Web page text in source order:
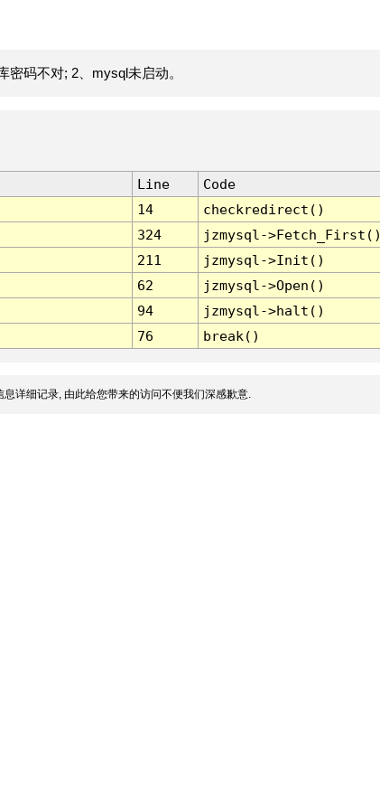
码不对; 2、mysql未启动。
Line
Code
14
checkredirect()
324
jzmysql-
211
jzmysql->Init()
62
jzmysql->Open()
94
jzmysql->halt()
76 break()
详细记录, 由此给您带来的访问不便我们深感歉意.